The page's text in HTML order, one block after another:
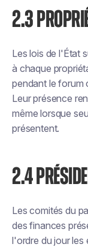
2.3
Les lois de l'État
à chaque
pendant le forum
Leur présence
même lorsque
présentent.
2.4
Les comités du
des finances
l'ordre du jour les